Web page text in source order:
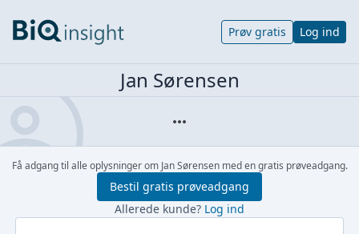
Prøv gratis Log ind
Jan Sørensen
Få adgang til alle oplysninger om Jan Sørensen med en gratis prøveadgang.
Bestil gratis prøveadgang
Allerede kunde? Log ind